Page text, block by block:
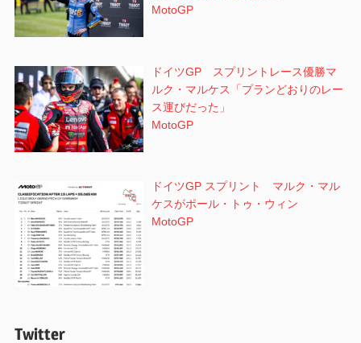
MotoGP
ドイツGP スプリントレース優勝マ
ルク・マルケス「プランどおりのレー
ス運びだった」
MotoGP
ドイツGP スプリント マルク・マル
ケスがポール・トゥ・ウィン
MotoGP
Twitter